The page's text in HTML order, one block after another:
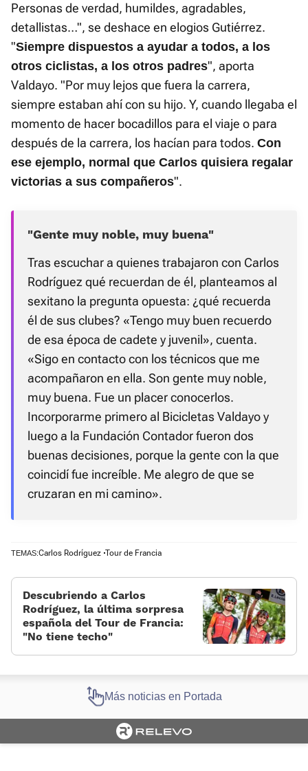
Personas de verdad, humildes, agradables,
detallistas…", se deshace en elogios Gutiérrez.
"Siempre dispuestos a ayudar a todos, a los
otros ciclistas, a los otros padres", aporta
Valdayo. "Por muy lejos que fuera la carrera,
siempre estaban ahí con su hijo. Y, cuando llegaba el
momento de hacer bocadillos para el viaje o para
después de la carrera, los hacían para todos. Con
ese ejemplo, normal que Carlos quisiera regalar
victorias a sus compañeros".
«Gente muy noble, muy buena»
Tras escuchar a quienes trabajaron con Carlos
Rodríguez qué recuerdan de él, planteamos al
sexitano la pregunta opuesta: ¿qué recuerda
él de sus clubes? «Tengo muy buen recuerdo
de esa época de cadete y juvenil», cuenta.
«Sigo en contacto con los técnicos que me
acompañaron en ella. Son gente muy noble,
muy buena. Fue un placer conocerlos.
Incorporarme primero al Bicicletas Valdayo y
luego a la Fundación Contador fueron dos
buenas decisiones, porque la gente con la que
coincidí fue increíble. Me alegro de que se
cruzaran en mi camino».
TEMAS:Carlos Rodríguez Tour de Francia
Descubriendo a Carlos
Rodríguez, la última sorpresa
española del Tour de Francia:
«No tiene techo»
Más noticias en Portada